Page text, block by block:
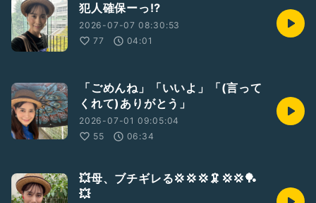
犯人確保ーっ⁉️
2026-07-07 08:30:53
77
04:01
「ごめんね」「いいよ」「(言って
くれて)ありがとう」
2026-07-01 09:05:04
55
06:34
💥母、ブチギレる💢💢💢🦑💢💢🏓
💥